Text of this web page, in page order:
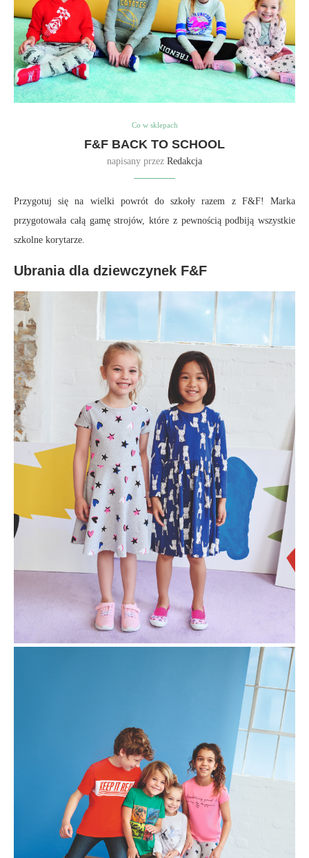
Co w sklepach
F&F BACK TO SCHOOL
napisany przez Redakcja
Przygotuj się na wielki powrót do szkoły razem z F&F! Marka
przygotowała całą gamę strojów, które z pewnością podbiją wszystkie
szkolne korytarze.
Ubrania dla dziewczynek F&F